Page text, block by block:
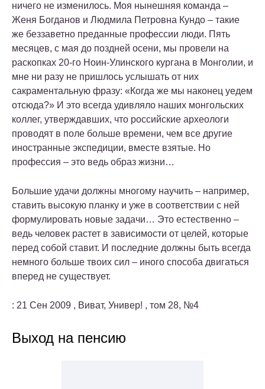
ничего не изменилось. Моя нынешняя команда –
Женя Богданов и Людмила Петровна Кундо – такие
же беззаветно преданные профессии люди. Пять
месяцев, с мая до поздней осени, мы провели на
раскопках 20-го Ноин-Улинского кургана в Монголии, и
мне ни разу не пришлось услышать от них
сакраментальную фразу: «Когда же мы наконец уедем
отсюда?» И это всегда удивляло наших монгольских
коллег, утверждавших, что российские археологи
проводят в поле больше времени, чем все другие
иностранные экспедиции, вместе взятые. Но
профессия – это ведь образ жизни…
Большие удачи должны многому научить – например,
ставить высокую планку и уже в соответствии с ней
формулировать новые задачи… Это естественно –
ведь человек растет в зависимости от целей, которые
перед собой ставит. И последние должны быть всегда
немного больше твоих сил – иного способа двигаться
вперед не существует.
: 21 Сен 2009 , Виват, Универ! , том 28, №4
Выход на пенсию